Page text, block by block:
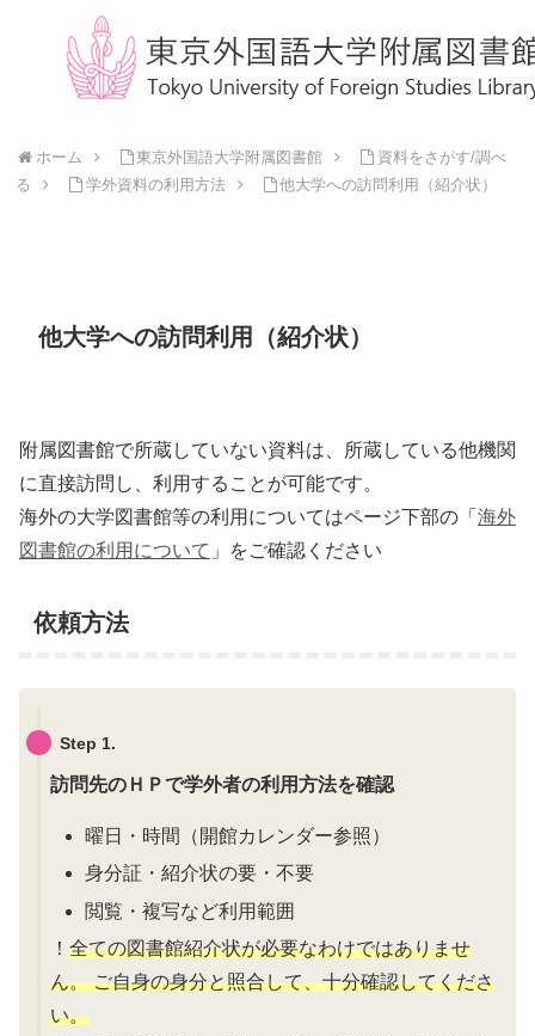
ホーム 東京外国語大学附属図書館
資料をさがす/調べ
る
学外資料の利用方法 他大学への訪問利用（紹介状）
他大学への訪問利用（紹介状）
附属図書館で所蔵していない資料は、所蔵している他機関
に直接訪問し、利用することが可能です。
海外の大学図書館等の利用についてはページ下部の「 海外
図書館の利用について 」をご確認ください
依頼方法
Step 1.
訪問先のＨＰで学外者の利用方法を確認
曜日・時間（開館カレンダー参照）
身分証・紹介状の要・不要
閲覧・複写など利用範囲
！ 全ての図書館紹介状が必要なわけではありませ
ん。ご自身の身分と照合して、十分確認してくださ
い。